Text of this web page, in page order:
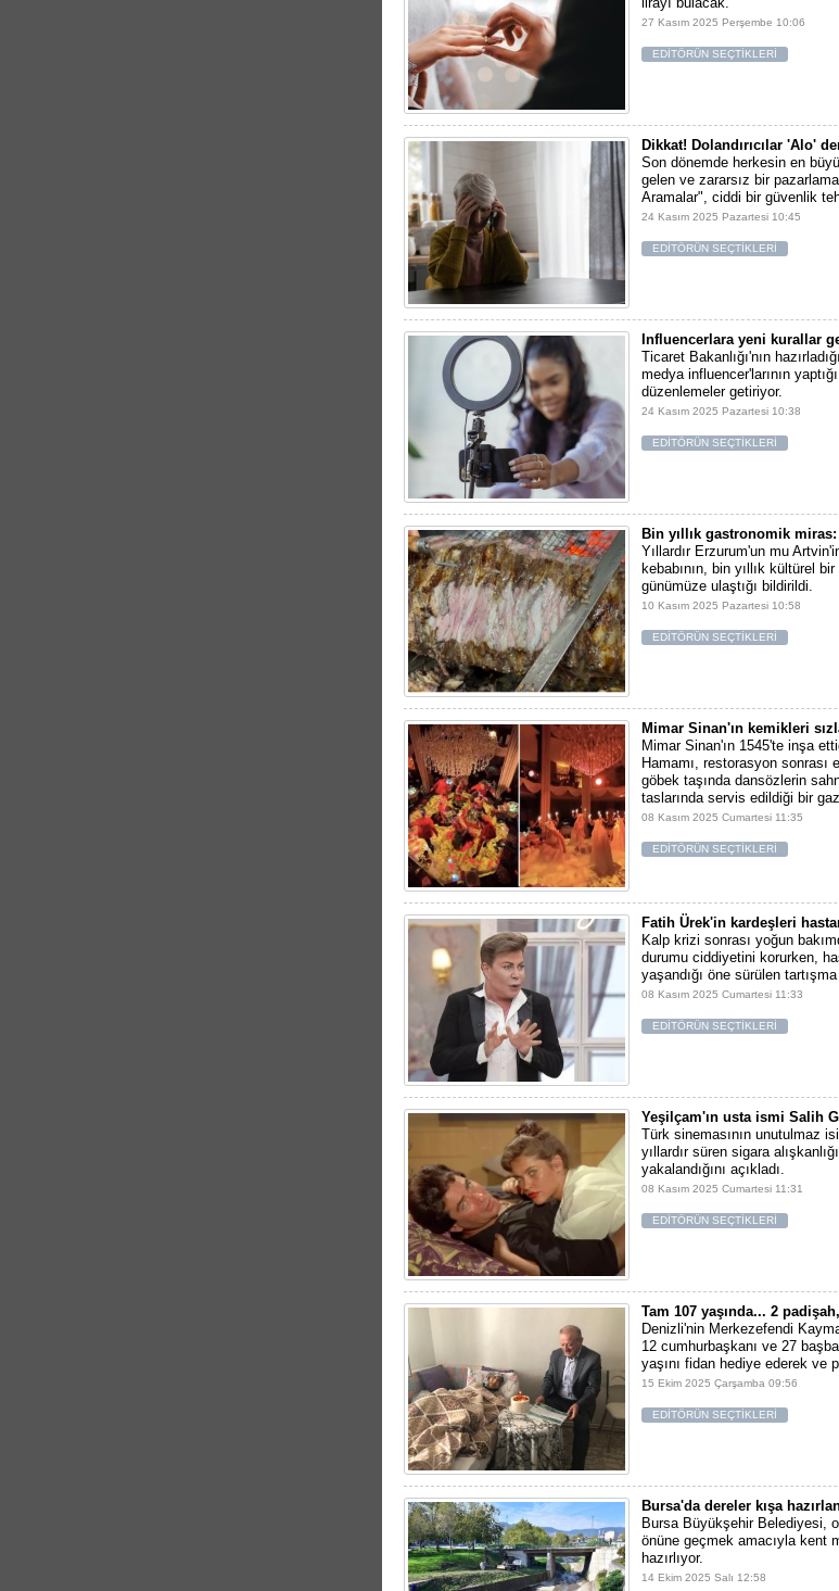
27 Kasım 2025 Perşembe 10:06
EDİTÖRÜN SEÇTİKLERİ
Dikkat! Dolandırıcılar 'Alo'
Son dönemde herkesin en
gelen ve zararsız bir
Aramalar", ciddi bir güvenlik
24 Kasım 2025 Pazartesi 10:45
EDİTÖRÜN SEÇTİKLERİ
Influencerlara yeni kurallar
Ticaret Bakanlığı'nın
medya influencer'larının
düzenlemeler getiriyor.
24 Kasım 2025 Pazartesi 10:38
EDİTÖRÜN SEÇTİKLERİ
Bin yıllık gastronomik miras:
Yıllardır Erzurum'un mu
kebabının, bin yıllık kültürel
günümüze ulaştığı bildirildi.
10 Kasım 2025 Pazartesi 10:58
EDİTÖRÜN SEÇTİKLERİ
Mimar Sinan'ın kemikleri
Mimar Sinan'ın 1545'te inşa
Hamamı, restorasyon sonrası
göbek taşında dansözlerin
taslarında servis edildiği bir
08 Kasım 2025 Cumartesi 11:35
EDİTÖRÜN SEÇTİKLERİ
Fatih Ürek'in kardeşleri
Kalp krizi sonrası yoğun
durumu ciddiyetini korurken,
yaşandığı öne sürülen
08 Kasım 2025 Cumartesi 11:33
EDİTÖRÜN SEÇTİKLERİ
Yeşilçam'ın usta ismi Salih
Türk sinemasının unutulmaz
yıllardır süren sigara
yakalandığını açıkladı.
08 Kasım 2025 Cumartesi 11:31
EDİTÖRÜN SEÇTİKLERİ
Tam 107 yaşında... 2
Denizli'nin Merkezefendi
12 cumhurbaşkanı ve 27
yaşını fidan hediye ederek ve
15 Ekim 2025 Çarşamba 09:56
EDİTÖRÜN SEÇTİKLERİ
Bursa'da dereler kışa
Bursa Büyükşehir Belediyesi,
önüne geçmek amacıyla kent
hazırlıyor.
14 Ekim 2025 Salı 12:58